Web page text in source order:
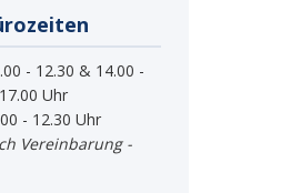
- 12.30 & 14.00 -
17.00 Uhr
- 12.30 Uhr
Vereinbarung -